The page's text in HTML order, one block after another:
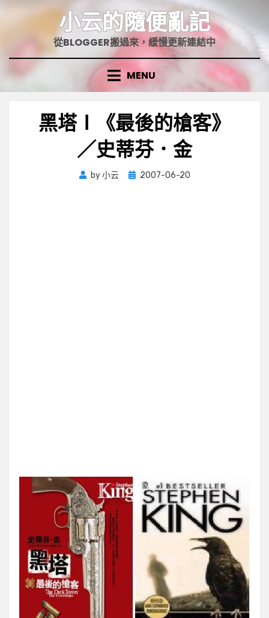
小云的隨便亂記
從BLOGGER搬過來，緩慢更新連結中
MENU
黑塔Ⅰ《最後的槍客》
／史蒂芬．金
by小云
Posted
2007-06-20